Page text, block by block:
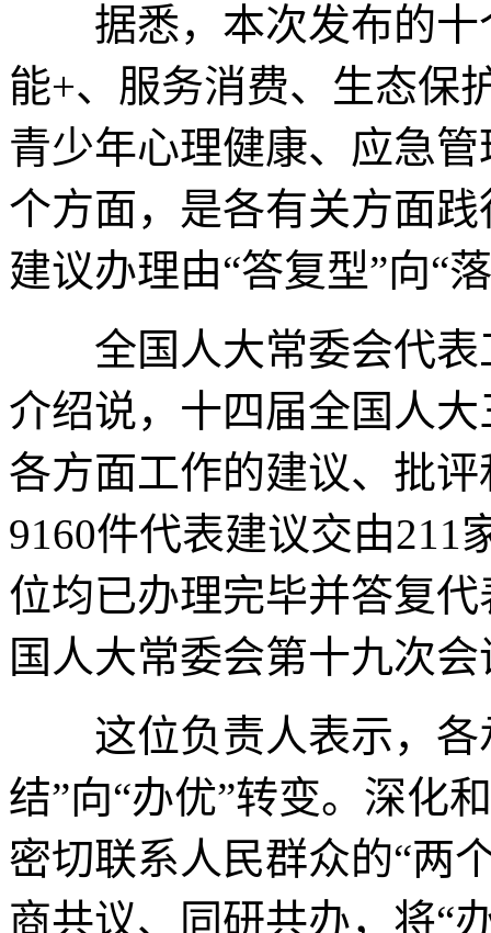
据悉，本次发布的十
能+、服务消费、生态保
青少年心理健康、应急
个方面，是各有关方面
建议办理由“答复型”向“
全国人大常委会代表
介绍说，十四届全国人
各方面工作的建议、批
9160件代表建议交由211
位均已办理完毕并答复
国人大常委会第十九次
这位负责人表示，各
结”向“办优”转变。深化
密切联系人民群众的“两
商共议、同研共办，将“